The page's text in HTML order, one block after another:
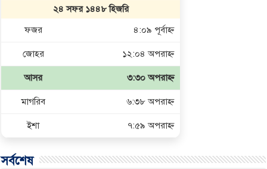
২৪ সফর ১৪৪৮ হিজরি
ফজর
৪:০৯ পূর্বাহ্ণ
জোহর ১২:০৪ অপরাহ্ণ
আসর ৩:৩০ অপরাহ্ণ
মাগরিব ৬:৩৮ অপরাহ্ণ
ইশা ৭:৫৯ অপরাহ্ণ
সর্বশেষ